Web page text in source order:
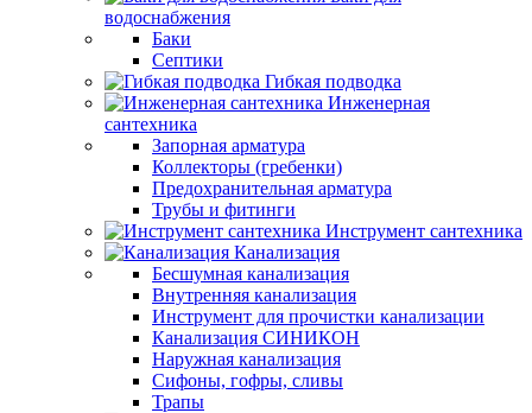
водоснабжения
Баки
Септики
Гибкая подводка
Инженерная
сантехника
Запорная арматура
Коллекторы (гребенки)
Предохранительная арматура
Трубы и фитинги
Инструмент сантехника
Канализация
Бесшумная канализация
Внутренняя канализация
Инструмент для прочистки канализации
Канализация СИНИКОН
Наружная канализация
Сифоны, гофры, сливы
Трапы